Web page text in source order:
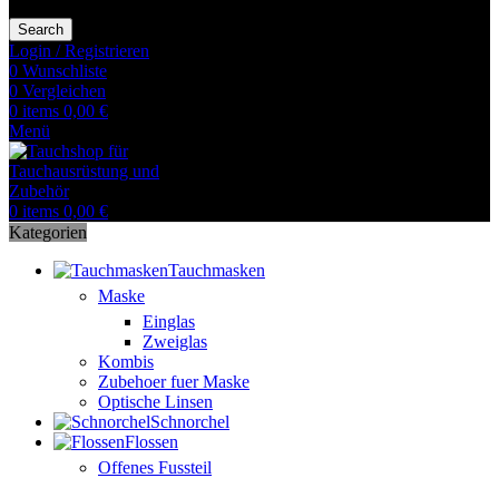
Search
Login / Registrieren
0 Wunschliste
0 Vergleichen
0 items 0,00 €
Menü
0 items 0,00 €
Kategorien
Tauchmasken
Maske
Einglas
Zweiglas
Kombis
Zubehoer fuer Maske
Optische Linsen
Schnorchel
Flossen
Offenes Fussteil